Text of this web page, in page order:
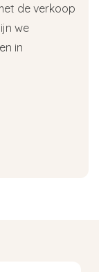
de verkoop
we
in